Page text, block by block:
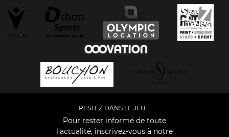
RESTEZ DANS LE JEU...
Pour rester informé de toute
l'actualité, inscrivez-vous à notre